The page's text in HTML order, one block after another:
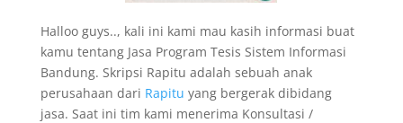
Halloo guys.., kali ini kami mau kasih informasi buat
kamu tentang Jasa Program Tesis Sistem Informasi
Bandung. Skripsi Rapitu adalah sebuah anak
perusahaan dari Rapitu yang bergerak dibidang
jasa. Saat ini tim kami menerima Konsultasi /